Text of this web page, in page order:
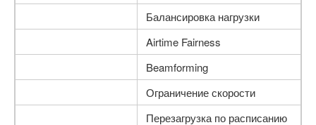
Балансировка нагрузки
Airtime Fairness
Beamforming
Ограничение скорости
Перезагрузка по расписанию